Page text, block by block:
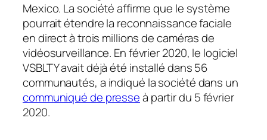
Mexico. La société affirme que le système
pourrait étendre la reconnaissance faciale
en direct à trois millions de caméras de
vidéosurveillance. En février 2020, le logiciel
VSBLTY avait déjà été installé dans 56
communautés, a indiqué la société dans un
communiqué de presseà partir du 5 février
2020.